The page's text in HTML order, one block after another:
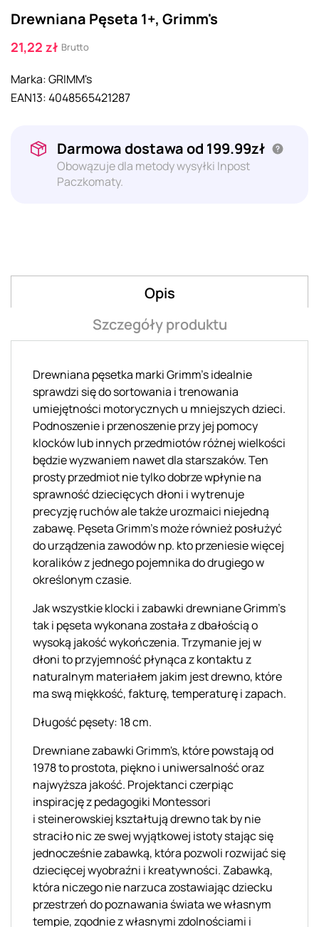
Drewniana Pęseta 1+, Grimm's
21,22 zł Brutto
Marka:GRIMM's
EAN13:4048565421287
Darmowa dostawa od 199.99zł
Obowązuje dla metody wysyłki Inpost
Paczkomaty.
Opis
Szczegóły produktu
Drewniana pęsetka marki Grimm's idealnie
sprawdzi się do sortowania i trenowania
umiejętności motorycznych u mniejszych dzieci.
Podnoszenie i przenoszenie przy jej pomocy
klocków lub innych przedmiotów różnej wielkości
będzie wyzwaniem nawet dla starszaków. Ten
prosty przedmiot nie tylko dobrze wpłynie na
sprawność dziecięcych dłoni i wytrenuje
precyzję ruchów ale także urozmaici niejedną
zabawę. Pęseta Grimm's może również posłużyć
do urządzenia zawodów np. kto przeniesie więcej
koralików z jednego pojemnika do drugiego w
określonym czasie.
Jak wszystkie klocki i zabawki drewniane Grimm's
tak i pęseta wykonana została z dbałością o
wysoką jakość wykończenia. Trzymanie jej w
dłoni to przyjemność płynąca z kontaktu z
naturalnym materiałem jakim jest drewno, które
ma swą miękkość, fakturę, temperaturę i zapach.
Długość pęsety: 18 cm.
Drewniane zabawkiGrimm's, które powstająod
1978 to prostota, piękno i uniwersalność oraz
najwyższa jakość. Projektanci czerpiąc
inspirację z pedagogiki Montessori
i steinerowskiej kształtują drewno tak by nie
straciło nic ze swej wyjątkowej istoty stając się
jednocześnie zabawką, która pozwoli rozwijać się
dziecięcej wyobraźni i kreatywności. Zabawką,
która niczego nie narzuca zostawiając dziecku
przestrzeń do poznawania świata we własnym
tempie, zgodnie z własnymi zdolnościami i